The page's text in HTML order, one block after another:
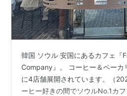
韓国 ソウル 安国にあるカフェ『
Company』。 コーヒー＆ベーカ
に4店舗展開されています。（
ーヒー好きの間でソウルNo.1カ